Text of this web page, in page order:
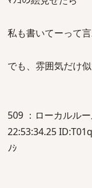
私も書いてーって
でも、雰囲気だけ
509 ：ローカルル
22:53:34.25
ﾉｼ